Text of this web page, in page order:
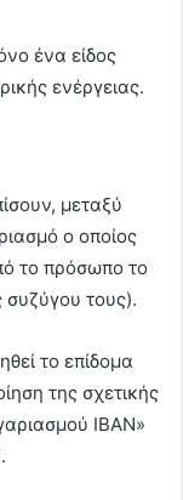
ένα είδος
ενέργειας.
μεταξύ
ο οποίος
το πρόσωπο το
συζύγου τους).
το επίδομα
της σχετικής
IBAN»